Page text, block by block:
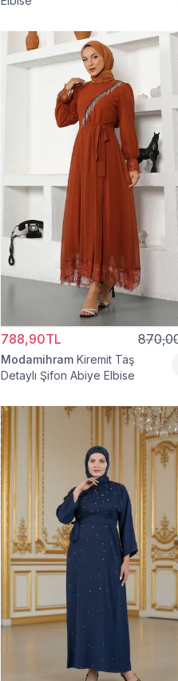
788,90TL
Modamihram Kiremit Taş
Detaylı Şifon Abiye Elbise